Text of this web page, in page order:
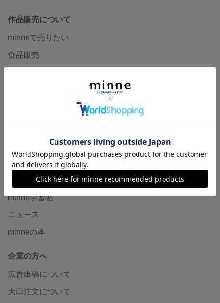
作品販売について
minneで売りたい
食品販売
販売支援企画・イベント
読みもの
minneとものづくりと
minne学習帖
ニュース
minneの本
企業の方へ
広告出稿について
大口注文について